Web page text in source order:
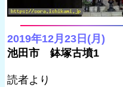
2019年12月23日(月)
池田市 鉢塚古墳1
読者より